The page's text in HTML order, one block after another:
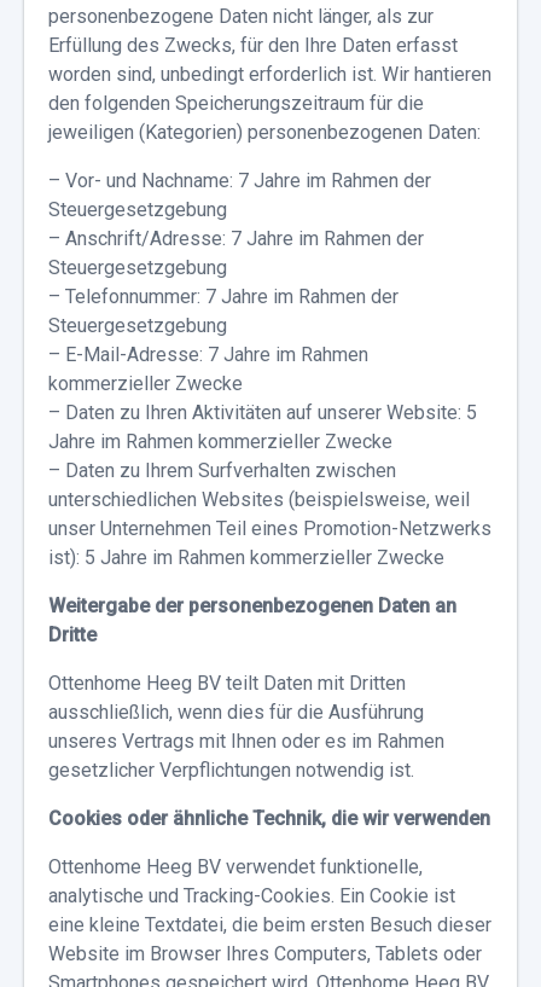
personenbezogene Daten nicht länger, als zur
Erfüllung des Zwecks, für den Ihre Daten erfasst
worden sind, unbedingt erforderlich ist. Wir hantieren
den folgenden Speicherungszeitraum für die
jeweiligen (Kategorien) personenbezogenen Daten:
– Vor- und Nachname: 7 Jahre im Rahmen der
Steuergesetzgebung
– Anschrift/Adresse: 7 Jahre im Rahmen der
Steuergesetzgebung
– Telefonnummer: 7 Jahre im Rahmen der
Steuergesetzgebung
– E-Mail-Adresse: 7 Jahre im Rahmen
kommerzieller Zwecke
– Daten zu Ihren Aktivitäten auf unserer Website: 5
Jahre im Rahmen kommerzieller Zwecke
– Daten zu Ihrem Surfverhalten zwischen
unterschiedlichen Websites (beispielsweise, weil
unser Unternehmen Teil eines Promotion-Netzwerks
ist): 5 Jahre im Rahmen kommerzieller Zwecke
Weitergabe der personenbezogenen Daten an
Dritte
Ottenhome Heeg BV teilt Daten mit Dritten
ausschließlich, wenn dies für die Ausführung
unseres Vertrags mit Ihnen oder es im Rahmen
gesetzlicher Verpflichtungen notwendig ist.
Cookies oder ähnliche Technik, die wir verwenden
Ottenhome Heeg BV verwendet funktionelle,
analytische und Tracking-Cookies. Ein Cookie ist
eine kleine Textdatei, die beim ersten Besuch dieser
Website im Browser Ihres Computers, Tablets oder